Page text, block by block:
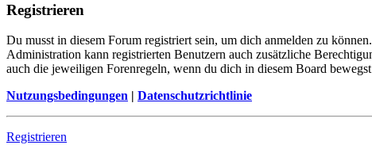
Registrieren
Du musst in diesem Forum registriert sein, um dich anmelden zu
Administration kann registrierten Benutzern auch zusätzliche
auch die jeweiligen Forenregeln, wenn du dich in diesem Board
Nutzungsbedingungen | Datenschutzrichtlinie
Registrieren